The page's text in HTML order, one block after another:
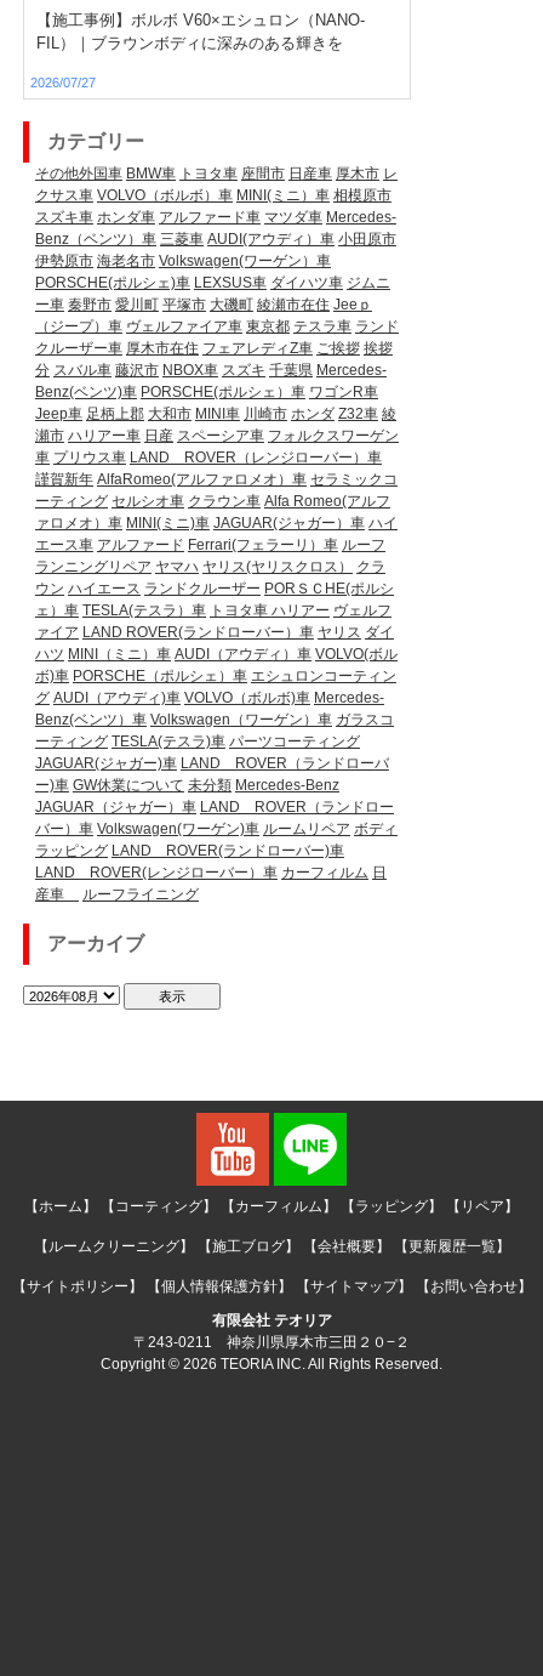
【施工事例】ボルボ V60×エシュロン（NANO-
FIL）｜ブラウンボディに深みのある輝きを
2026/07/27
カテゴリー
その他外国車 BMW車 トヨタ車 座間市 日産車 厚木市 レ
クサス車 VOLVO（ボルボ）車 MINI(ミニ）車 相模原市
スズキ車 ホンダ車 アルファード車 マツダ車 Mercedes-
Benz（ベンツ）車 三菱車 AUDI(アウディ）車 小田原市
伊勢原市 海老名市 Volkswagen(ワーゲン）車
PORSCHE(ポルシェ)車 LEXSUS車 ダイハツ車 ジムニ
ー車 秦野市 愛川町 平塚市 大磯町 綾瀬市在住 Jeeｐ
（ジープ）車 ヴェルファイア車 東京都 テスラ車 ランド
クルーザー車 厚木市在住 フェアレディZ車 ご挨拶 挨拶
分 スバル車 藤沢市 NBOX車 スズキ 千葉県 Mercedes-
Benz(ベンツ)車 PORSCHE(ポルシェ）車 ワゴンR車
Jeep車 足柄上郡 大和市 MINI車 川崎市 ホンダ Z32車 綾
瀬市 ハリアー車 日産 スペーシア車 フォルクスワーゲン
車 プリウス車 LAND ROVER（レンジローバー）車
謹賀新年 AlfaRomeo(アルファロメオ）車 セラミックコ
ーティング セルシオ車 クラウン車 Alfa Romeo(アルフ
ァロメオ）車 MINI(ミニ)車 JAGUAR(ジャガー）車 ハイ
エース車 アルファード Ferrari(フェラーリ）車 ルーフ
ランニングリペア ヤマハ ヤリス(ヤリスクロス）
クラ
ウン ハイエース ランドクルーザー PORＳＣHE(ポルシ
ェ）車 TESLA(テスラ）車 トヨタ車 ハリアー ヴェルフ
ァイア LAND ROVER(ランドローバー）車 ヤリス ダイ
ハツ MINI（ミニ）車 AUDI（アウディ）車 VOLVO(ボル
ボ)車 PORSCHE（ポルシェ）車 エシュロンコーティン
グ AUDI（アウディ)車 VOLVO（ボルボ)車 Mercedes-
Benz(ベンツ）車 Volkswagen（ワーゲン）車 ガラスコ
ーティング TESLA(テスラ)車 パーツコーティング
JAGUAR(ジャガー)車 LAND ROVER（ランドローバ
ー)車 GW休業について 未分類 Mercedes-Benz
JAGUAR（ジャガー）車 LAND ROVER（ランドロー
バー）車 Volkswagen(ワーゲン)車 ルームリペア ボディ
ラッピング LAND ROVER(ランドローバー)車
LAND ROVER(レンジローバー）車 カーフィルム 日
産車
ルーフライニング
アーカイブ
【ホーム】 【コーティング】 【カーフィルム】 【ラッピング】 【リペア】
【ルームクリーニング】 【施工ブログ】 【会社概要】 【更新履歴一覧】
【サイトポリシー】 【個人情報保護方針】 【サイトマップ】
【お問い合わせ】
有限会社 テオリア
〒243-0211 神奈川県厚木市三田２０−２
Copyright © 2026 TEORIA INC. All Rights Reserved.